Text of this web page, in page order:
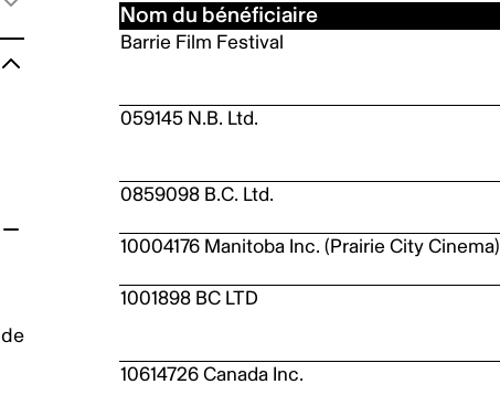
Nom du bénéficiaire
Barrie Film Festival
059145 N.B. Ltd.
0859098 B.C. Ltd.
10004176 Manitoba Inc. (Prairie City Cinema)
1001898 BC LTD
10614726 Canada Inc.